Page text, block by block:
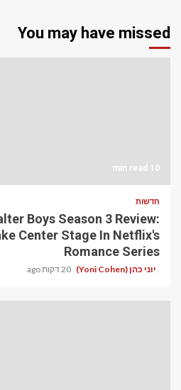
You may have missed
10 min read
חדשות
Boys Season 3 Review:
Center Stage In Netflix's
Romance Series
יוני כהן (Yoni Cohen) 20 דקות ago